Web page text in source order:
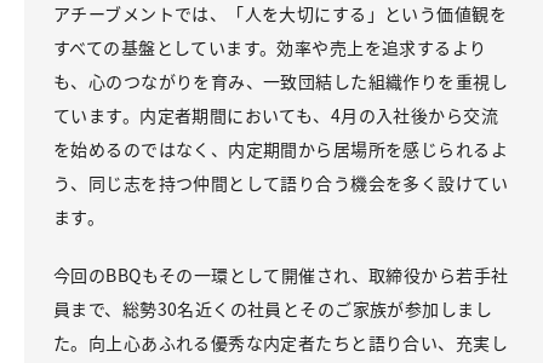
アチーブメントでは、「人を大切にする」という価値観を
すべての基盤としています。効率や売上を追求するより
も、心のつながりを育み、一致団結した組織作りを重視し
ています。内定者期間においても、4月の入社後から交流
を始めるのではなく、内定期間から居場所を感じられるよ
う、同じ志を持つ仲間として語り合う機会を多く設けてい
ます。
今回のBBQもその一環として開催され、取締役から若手社
員まで、総勢30名近くの社員とそのご家族が参加しまし
た。向上心あふれる優秀な内定者たちと語り合い、充実し